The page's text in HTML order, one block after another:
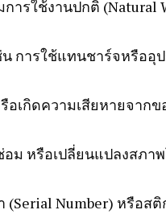
ารใช้งานปกติ (Natural
น การใช้แทนชาร์จหรือ
อเกิดความเสียหายจาก
อม หรือเปลี่ยนแปลงสภ
(Serial Number) หรือ